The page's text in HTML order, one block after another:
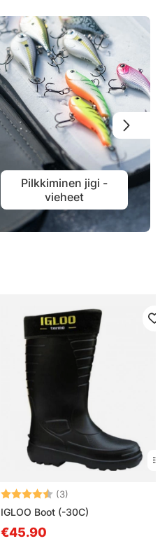
Pilkkiminen jigi -
vieheet
Arvio: (3)
IGLOO Boot (-30C)
€45.90